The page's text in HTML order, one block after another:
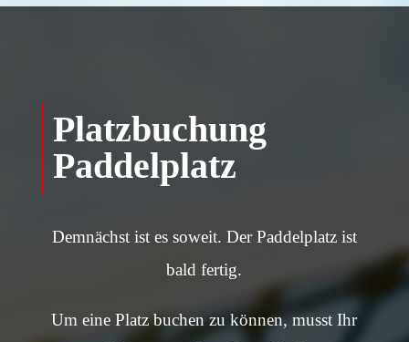
Platzbuchung
Paddelplatz
Demnächst ist es soweit. Der Paddelplatz ist
bald fertig.
Um eine Platz buchen zu können, musst Ihr